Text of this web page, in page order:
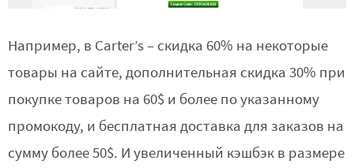
Например, в Carter’s – скидка 60% на некоторые
товары на сайте, дополнительная скидка 30% при
покупке товаров на 60$ и более по указанному
промокоду, и бесплатная доставка для заказов на
сумму более 50$. И увеличенный кэшбэк в размере